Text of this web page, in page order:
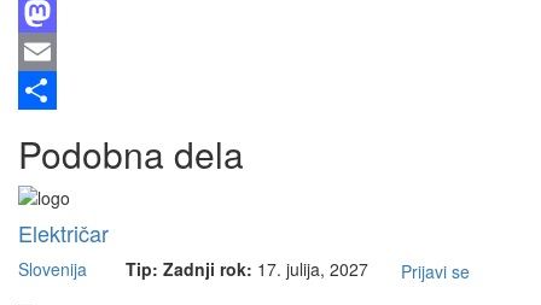
Facebook
Mastodon
Email
Podobna dela
Električar
Slovenija Tip: Zadnji rok: 17. julija, 2027 Prijavi se